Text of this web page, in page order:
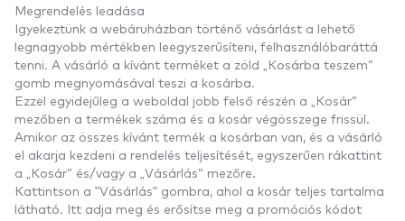
Megrendelés leadása
Igyekeztünk a webáruházban történő vásárlást a lehető
legnagyobb mértékben leegyszerűsíteni, felhasználóbaráttá
tenni. A vásárló a kívánt terméket a zöld „Kosárba teszem”
gomb megnyomásával teszi a kosárba.
Ezzel egyidejűleg a weboldal jobb felső részén a „Kosár”
mezőben a termékek száma és a kosár végösszege frissül.
Amikor az összes kívánt termék a kosárban van, és a vásárló
el akarja kezdeni a rendelés teljesítését, egyszerűen rákattint
a „Kosár” és/vagy a „Vásárlás” mezőre.
Kattintson a "Vásárlás" gombra, ahol a kosár teljes tartalma
látható. Itt adja meg és erősítse meg a promóciós kódot